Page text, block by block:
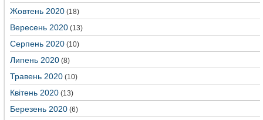
Жовтень 2020 (18)
Вересень 2020 (13)
Серпень 2020 (10)
Липень 2020 (8)
Травень 2020 (10)
Квітень 2020 (13)
Березень 2020 (6)